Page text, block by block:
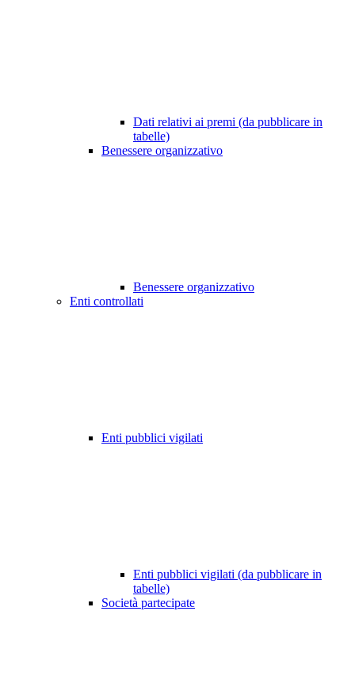
Dati relativi ai premi (da pubblicare in
tabelle)
Benessere organizzativo
Benessere organizzativo
Enti controllati
Enti pubblici vigilati
Enti pubblici vigilati (da pubblicare in
tabelle)
Società partecipate